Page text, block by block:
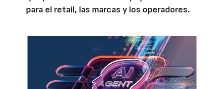
para el retail, las marcas y los operadores.